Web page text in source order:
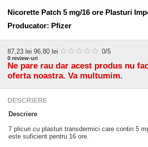
Nicorette Patch 5 mg/16 ore Plasturi
Producator: Pfizer
87,23 lei 96,80 lei 0/5
0 review-uri
Ne pare rau dar acest produs nu
oferta noastra. Va multumim.
DESCRIERE
Descriere
7 plicuri cu plasturi transdermici care contin 5
este suficient pentru 16 ore.